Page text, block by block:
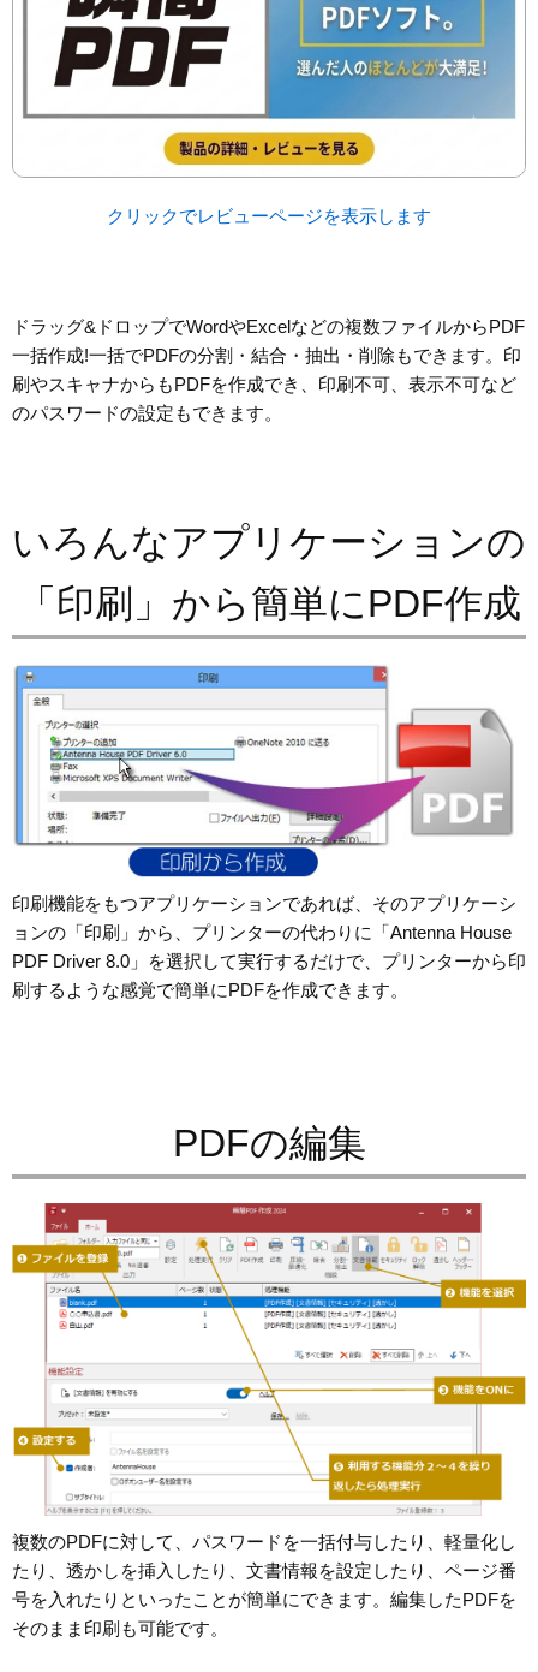
クリックでレビューページを表示します
ドラッグ&ドロップでWordやExcelなどの複数ファイルからPDF
一括作成!一括でPDFの分割・結合・抽出・削除もできます。印
刷やスキャナからもPDFを作成でき、印刷不可、表示不可など
のパスワードの設定もできます。
いろんなアプリケーションの
「印刷」から簡単にPDF作成
印刷機能をもつアプリケーションであれば、そのアプリケーシ
ョンの「印刷」から、プリンターの代わりに「Antenna House
PDF Driver 8.0」を選択して実行するだけで、プリンターから印
刷するような感覚で簡単にPDFを作成できます。
PDFの編集
複数のPDFに対して、パスワードを一括付与したり、軽量化し
たり、透かしを挿入したり、文書情報を設定したり、ページ番
号を入れたりといったことが簡単にできます。編集したPDFを
そのまま印刷も可能です。